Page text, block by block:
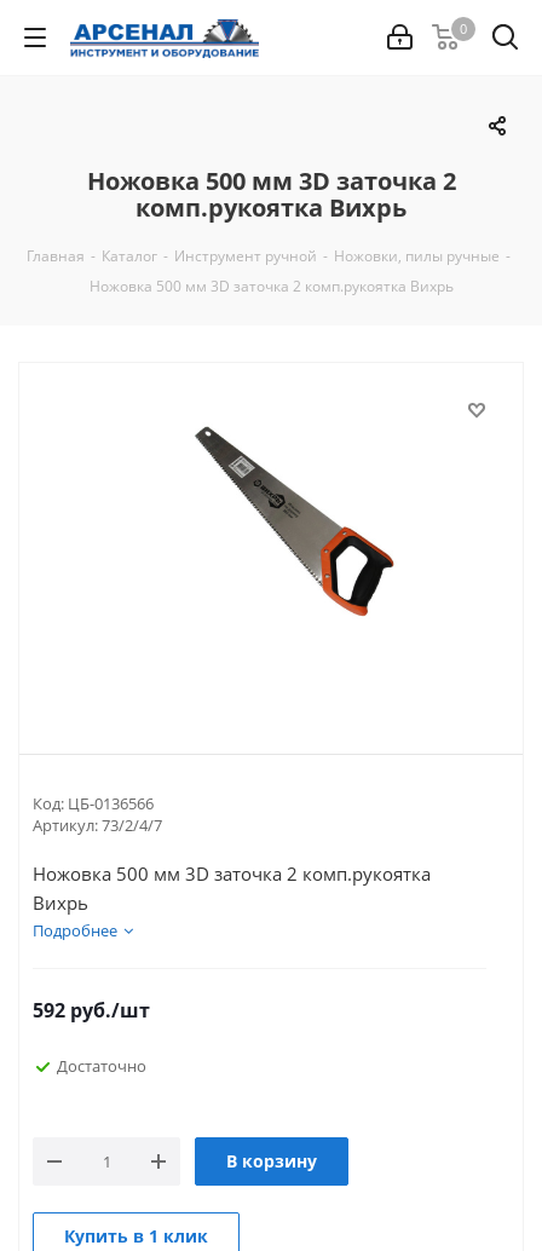
0
Ножовка 500 мм 3D заточка 2
комп.рукоятка Вихрь
Главная - Каталог - Инструмент ручной - Ножовки, пилы ручные -
Ножовка 500 мм 3D заточка 2 комп.рукоятка Вихрь
Код: ЦБ-0136566
Артикул:73/2/4/7
Ножовка 500 мм 3D заточка 2 комп.рукоятка
Вихрь
Подробнее
592 руб./шт
Достаточно
В корзину
Купить в 1 клик